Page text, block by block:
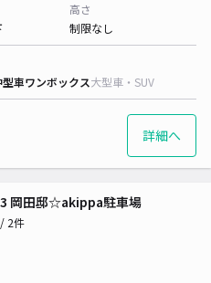
高さ
制限なし
型車ワンボックス大型車・SUV
詳細へ
岡田邸☆akippa駐車場
/ 2件